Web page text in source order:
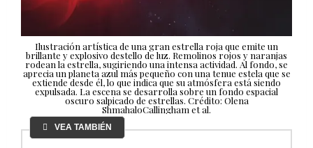
Ilustración artística de una gran estrella roja que emite un
brillante y explosivo destello de luz. Remolinos rojos y naranjas
rodean la estrella, sugiriendo una intensa actividad. Al fondo, se
aprecia un planeta azul más pequeño con una tenue estela que se
extiende desde él, lo que indica que su atmósfera está siendo
expulsada. La escena se desarrolla sobre un fondo espacial
oscuro salpicado de estrellas. Crédito: Olena
ShmahaloCallingham et al.
VEA TAMBIÉN